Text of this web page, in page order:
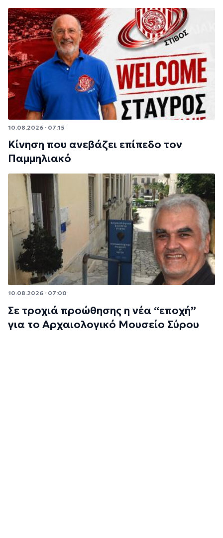
10.08.2026 · 07:15
Κίνηση που ανεβάζει επίπεδο τον
Παμμηλιακό
10.08.2026 · 07:00
Σε τροχιά προώθησης η νέα “εποχή”
για το Αρχαιολογικό Μουσείο Σύρου